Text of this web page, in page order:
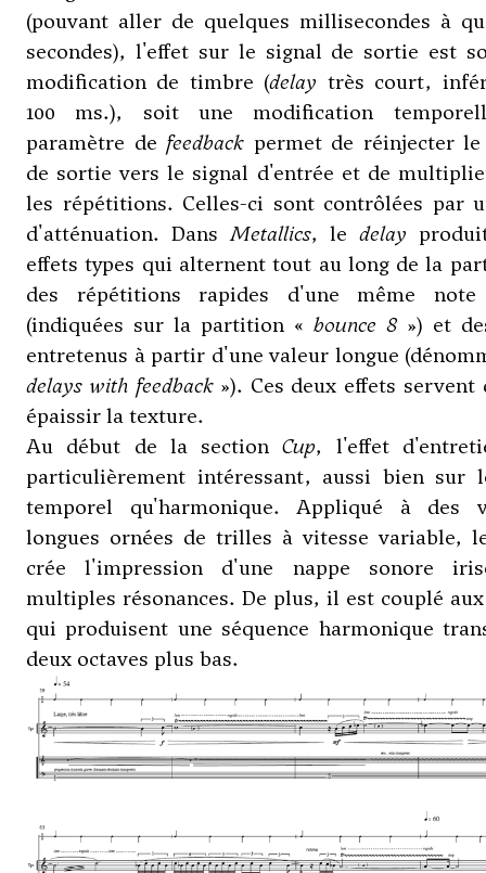
(pouvant aller de quelques millisecondes à
secondes), l'effet sur le signal de sortie est
modification de timbre (delay très court,
100 ms.), soit une modification
paramètre defeedback permet de réinjecter
de sortie vers le signal d'entrée et de
les répétitions. Celles-ci sont contrôlées par
d'atténuation. DansMetallics, le delay
effets types qui alternent tout au long de la
des répétitions rapides d'une même note
(indiquées sur la partition « bounce 8 ») et
entretenus à partir d'une valeur longue
delays with feedback»). Ces deux effets servent
épaissir la texture.
Au début de la sectionCup, l'effet
particulièrement intéressant, aussi bien sur
temporel qu'harmonique. Appliqué à des
longues ornées de trilles à vitesse variable,
crée l'impression d'une nappe sonore
multiples résonances. De plus, il est couplé
qui produisent une séquence harmonique
deux octaves plus bas.